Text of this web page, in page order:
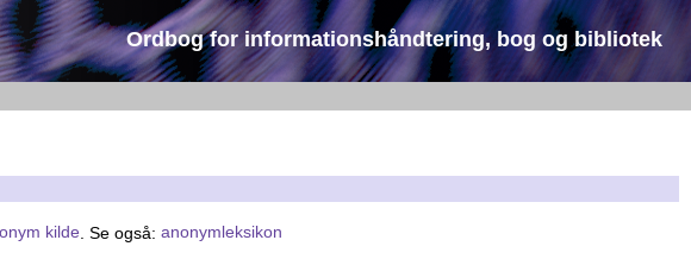
Ordbog for informationshåndtering, bog og bibliotek
kilde . Se også:anonymleksikon